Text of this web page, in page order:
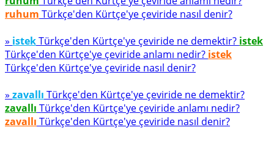
ruhum Türkçe'den Kürtçe'ye çeviride nasıl denir?
» istekTürkçe'den Kürtçe'ye çeviride ne demektir? istek
Türkçe'den Kürtçe'ye çeviride anlamı nedir? istek
Türkçe'den Kürtçe'ye çeviride nasıl denir?
» zavallı Türkçe'den Kürtçe'ye çeviride ne demektir?
zavallı Türkçe'den Kürtçe'ye çeviride anlamı nedir?
zavallı Türkçe'den Kürtçe'ye çeviride nasıl denir?